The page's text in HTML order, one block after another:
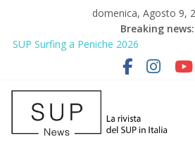
domenica, Agosto 9,
Breaking news:
SUP Surfing a Peniche 2026
AirSUP a Gallico: prima storica gara per
Gallico Paddle Fest 2026: sul
del SUP
Porto Selvaggio, a lezione di soccorso
prevenzione
2° Urban Sup Trophy: la regata solidale